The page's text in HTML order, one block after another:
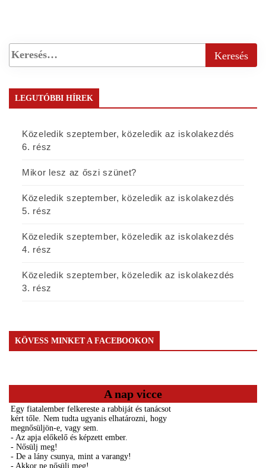
LEGUTÓBBI HÍREK
Közeledik szeptember, közeledik az iskolakezdés
6. rész
Mikor lesz az őszi szünet?
Közeledik szeptember, közeledik az iskolakezdés
5. rész
Közeledik szeptember, közeledik az iskolakezdés
4. rész
Közeledik szeptember, közeledik az iskolakezdés
3. rész
KÖVESS MINKET A FACEBOOKON
A nap vicce